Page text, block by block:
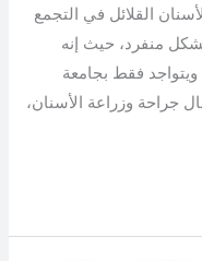
القلائل في التجمع
منفرد، حيث إنه
فقط بجامعة
جراحة وزراعة الأسنان،